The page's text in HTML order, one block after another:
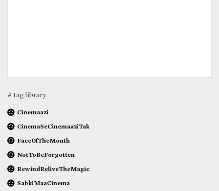
# tag library
Cinemaazi
CinemaSeCinemaaziTak
FaceOfTheMonth
NotToBeForgotten
RewindReliveTheMagic
SabkiMaaCinema